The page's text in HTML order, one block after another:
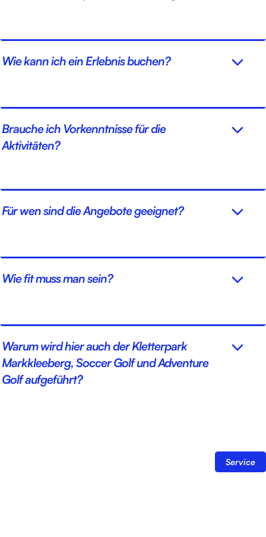
Wie kann ich ein Erlebnis buchen?
Brauche ich Vorkenntnisse für die
Aktivitäten?
Für wen sind die Angebote geeignet?
Wie fit muss man sein?
Warum wird hier auch der Kletterpark
Markkleeberg, Soccer Golf und Adventure
Golf aufgeführt?
Service